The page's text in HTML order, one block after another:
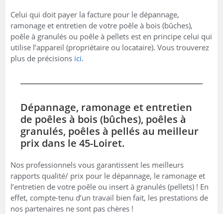
Celui qui doit payer la facture pour le dépannage,
ramonage et entretien de votre poêle à bois (bûches),
poêle à granulés ou poêle à pellets est en principe celui qui
utilise l’appareil (propriétaire ou locataire). Vous trouverez
plus de précisions ici.
Dépannage, ramonage et entretien
de poêles à bois (bûches), poêles à
granulés, poêles à pellés au meilleur
prix dans le 45-Loiret.
Nos professionnels vous garantissent les meilleurs
rapports qualité/ prix pour le dépannage, le ramonage et
l’entretien de votre poêle ou insert à granulés (pellets) ! En
effet, compte-tenu d’un travail bien fait, les prestations de
nos partenaires ne sont pas chères !